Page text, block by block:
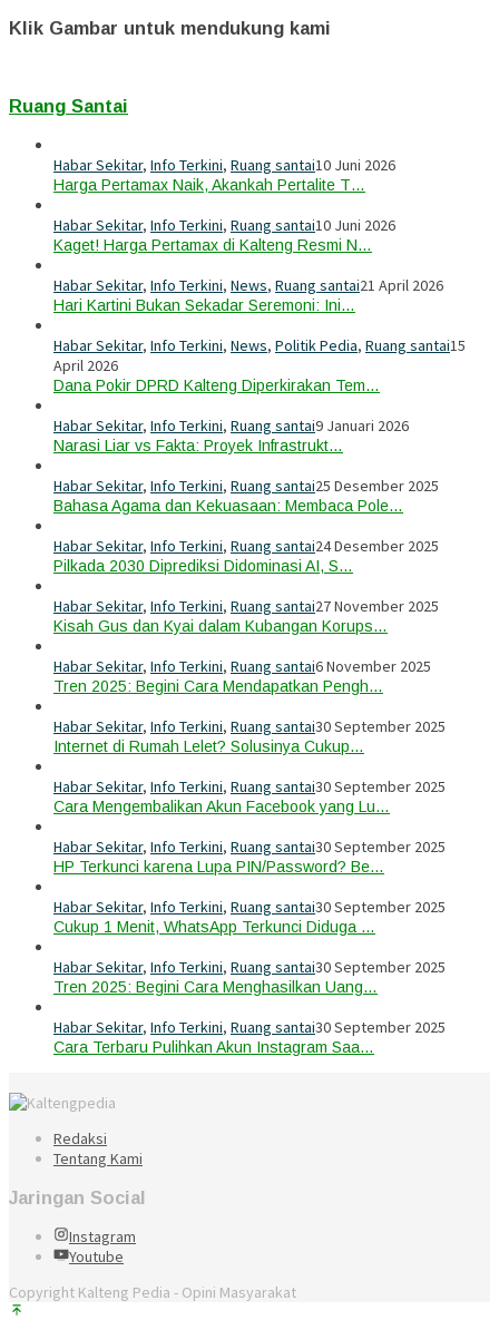
Klik Gambar untuk mendukung kami
Ruang Santai
Habar Sekitar, Info Terkini, Ruang santai10 Juni 2026
Harga Pertamax Naik, Akankah Pertalite T…
Habar Sekitar, Info Terkini, Ruang santai10 Juni 2026
Kaget! Harga Pertamax di Kalteng Resmi N…
Habar Sekitar, Info Terkini, News, Ruang santai21 April 2026
Hari Kartini Bukan Sekadar Seremoni: Ini…
Habar Sekitar, Info Terkini, News, Politik Pedia, Ruang santai15
April 2026
Dana Pokir DPRD Kalteng Diperkirakan Tem…
Habar Sekitar, Info Terkini, Ruang santai9 Januari 2026
Narasi Liar vs Fakta: Proyek Infrastrukt…
Habar Sekitar, Info Terkini, Ruang santai25 Desember 2025
Bahasa Agama dan Kekuasaan: Membaca Pole…
Habar Sekitar, Info Terkini, Ruang santai24 Desember 2025
Pilkada 2030 Diprediksi Didominasi AI, S…
Habar Sekitar, Info Terkini, Ruang santai27 November 2025
Kisah Gus dan Kyai dalam Kubangan Korups…
Habar Sekitar, Info Terkini, Ruang santai6 November 2025
Tren 2025: Begini Cara Mendapatkan Pengh…
Habar Sekitar, Info Terkini, Ruang santai30 September 2025
Internet di Rumah Lelet? Solusinya Cukup…
Habar Sekitar, Info Terkini, Ruang santai30 September 2025
Cara Mengembalikan Akun Facebook yang Lu…
Habar Sekitar, Info Terkini, Ruang santai30 September 2025
HP Terkunci karena Lupa PIN/Password? Be…
Habar Sekitar, Info Terkini, Ruang santai30 September 2025
Cukup 1 Menit, WhatsApp Terkunci Diduga …
Habar Sekitar, Info Terkini, Ruang santai30 September 2025
Tren 2025: Begini Cara Menghasilkan Uang…
Habar Sekitar, Info Terkini, Ruang santai30 September 2025
Cara Terbaru Pulihkan Akun Instagram Saa…
Redaksi
Tentang Kami
Jaringan Social
Instagram
Youtube
Copyright Kalteng Pedia - Opini Masyarakat